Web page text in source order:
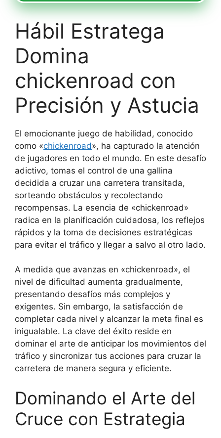
Hábil Estratega
Domina
chickenroad con
Precisión y Astucia
El emocionante juego de habilidad, conocido
como «chickenroad», ha capturado la atención
de jugadores en todo el mundo. En este desafío
adictivo, tomas el control de una gallina
decidida a cruzar una carretera transitada,
sorteando obstáculos y recolectando
recompensas. La esencia de «chickenroad»
radica en la planificación cuidadosa, los reflejos
rápidos y la toma de decisiones estratégicas
para evitar el tráfico y llegar a salvo al otro lado.
A medida que avanzas en «chickenroad», el
nivel de dificultad aumenta gradualmente,
presentando desafíos más complejos y
exigentes. Sin embargo, la satisfacción de
completar cada nivel y alcanzar la meta final es
inigualable. La clave del éxito reside en
dominar el arte de anticipar los movimientos del
tráfico y sincronizar tus acciones para cruzar la
carretera de manera segura y eficiente.
Dominando el Arte del
Cruce con Estrategia